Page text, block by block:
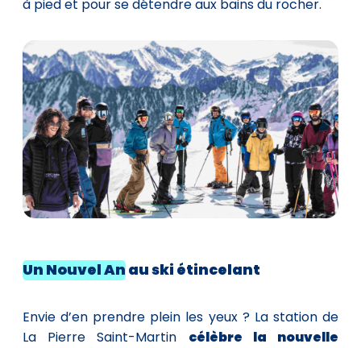
à pied et pour se détendre aux bains du rocher.
Un Nouvel Anau ski étincelant
Envie d’en prendre plein les yeux ? La station de
La Pierre Saint-Martin célèbre la nouvelle